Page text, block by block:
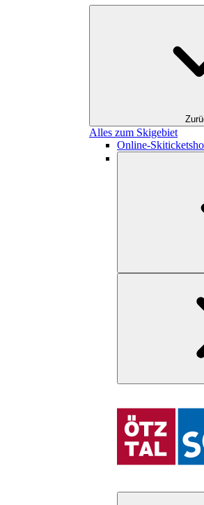
Alles zum Skigebiet
Online-